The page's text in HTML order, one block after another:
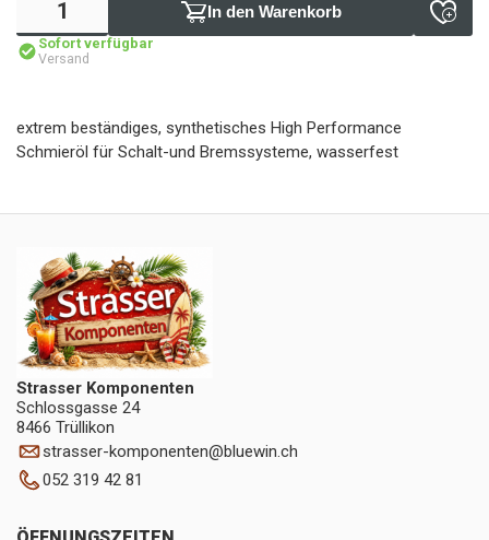
In den Warenkorb
Sofort verfügbar
Versand
extrem beständiges, synthetisches High Performance
Schmieröl für Schalt-und Bremssysteme, wasserfest
Strasser Komponenten
Schlossgasse 24
8466 Trüllikon
strasser-komponenten@bluewin.ch
052 319 42 81